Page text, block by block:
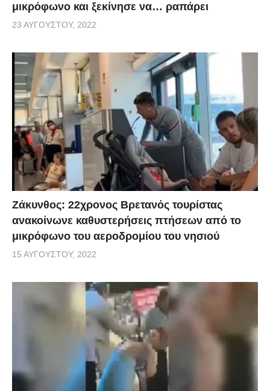
μικρόφωνο και ξεκίνησε να… ραπάρει
23 ΑΥΓΟΎΣΤΟΥ, 2022
Ζάκυνθος: 22χρονος Βρετανός τουρίστας
ανακοίνωνε καθυστερήσεις πτήσεων από το
μικρόφωνο του αεροδρομίου του νησιού
15 ΑΥΓΟΎΣΤΟΥ, 2022